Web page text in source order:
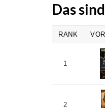
Das
RANK
1
2